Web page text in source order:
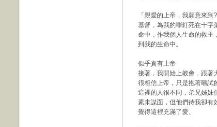
「親愛的上帝，我願意來
基督，為我的罪釘死在十字
命中，作我個人生命的救主
到我的生命中。
似乎真有上帝
接著，我開始上教會，跟著
很相信上帝，只是抱著嚐試
這裡的人很不同，弟兄姊妹
素未謀面，但他們待我卻有
覺得這裡充滿了愛。